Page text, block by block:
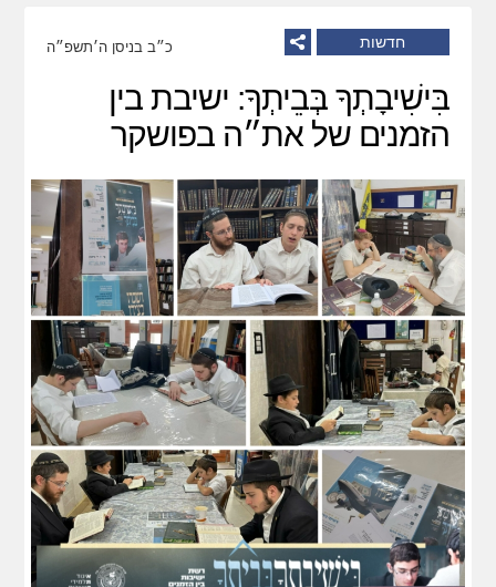
חדשות כ״ב בניסן ה׳תשפ״ה
בִּישִׁיבָתְךָ בְּבֵיתְךָ: ישיבת בין
הזמנים של את״ה בפושקר